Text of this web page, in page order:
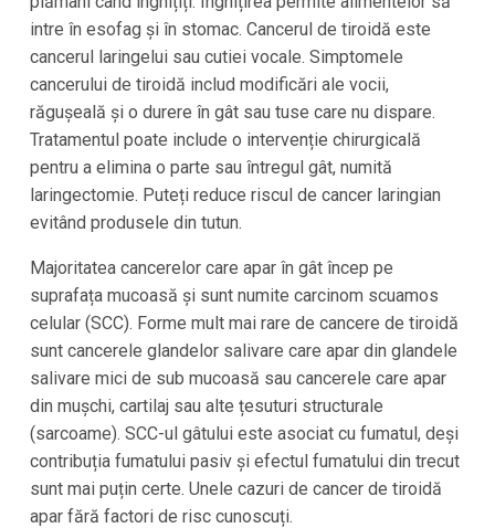
intre în esofag și în stomac. Cancerul de tiroidă este
cancerul laringelui sau cutiei vocale. Simptomele
cancerului de tiroidă includ modificări ale vocii,
răgușeală și o durere în gât sau tuse care nu dispare.
Tratamentul poate include o intervenție chirurgicală
pentru a elimina o parte sau întregul gât, numită
laringectomie. Puteți reduce riscul de cancer laringian
evitând produsele din tutun.
Majoritatea cancerelor care apar în gât încep pe
suprafața mucoasă și sunt numite carcinom scuamos
celular (SCC). Forme mult mai rare de cancere de tiroidă
sunt cancerele glandelor salivare care apar din glandele
salivare mici de sub mucoasă sau cancerele care apar
din mușchi, cartilaj sau alte țesuturi structurale
(sarcoame). SCC-ul gâtului este asociat cu fumatul, deși
contribuția fumatului pasiv și efectul fumatului din trecut
sunt mai puțin certe. Unele cazuri de cancer de tiroidă
apar fără factori de risc cunoscuți.